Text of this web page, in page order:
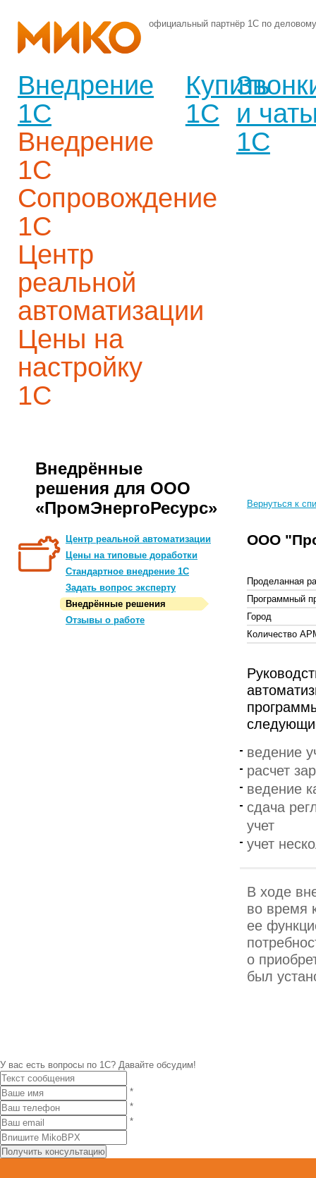
официальный партнёр 1С по
Внедрение
1С
Внедрение
1С
Сопровождение
1С
Центр
реальной
автоматизации
Цены на
настройку
1С
Купить
1С
и
1С
Внедрённые
решения для ООО
«ПромЭнергоРесурс»
Центр реальной автоматизации
Цены на типовые доработки
Стандартное внедрение 1С
Задать вопрос эксперту
Внедрённые решения
Отзывы о работе
Вернуться к
ООО
Проделанная
Программный
Город
Количество
ведение
расчет
ведение
сдача
учет
учет
В ходе
во время
ее
о
был
У вас есть вопросы по 1С? Давайте обсудим!
*
*
*